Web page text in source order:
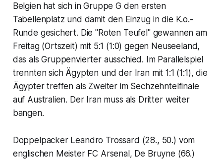
Belgien hat sich in Gruppe G den ersten
Tabellenplatz und damit den Einzug in die K.o.-
Runde gesichert. Die "Roten Teufel" gewannen am
Freitag (Ortszeit) mit 5:1 (1:0) gegen Neuseeland,
das als Gruppenvierter ausschied. Im Parallelspiel
trennten sich Ägypten und der Iran mit 1:1 (1:1), die
Ägypter treffen als Zweiter im Sechzehntelfinale
auf Australien. Der Iran muss als Dritter weiter
bangen.
Doppelpacker Leandro Trossard (28., 50.) vom
englischen Meister FC Arsenal, De Bruyne (66.)